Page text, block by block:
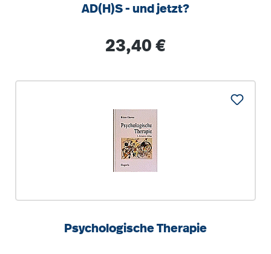
AD(H)S - und jetzt?
Regulärer Preis:
23,40 €
Psychologische Therapie